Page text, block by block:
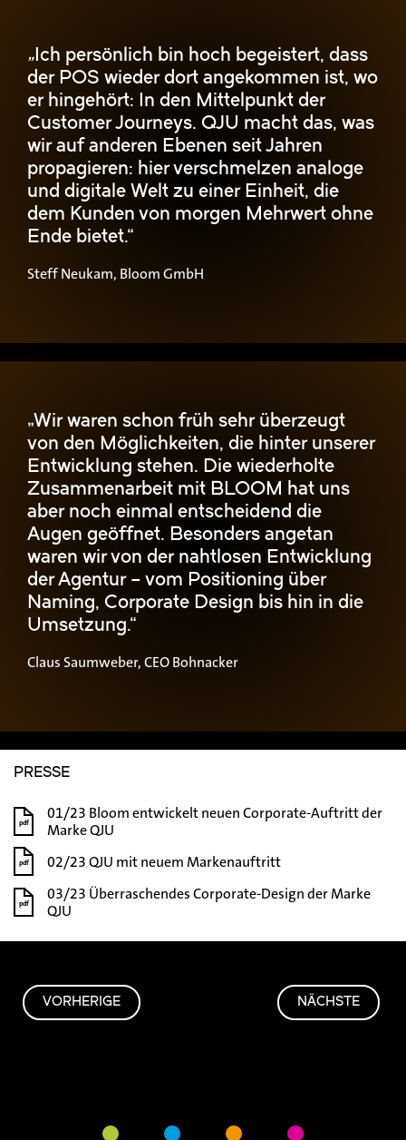
„ Ich persönlich bin hoch begeistert, dass
der POS wieder dort angekommen ist, wo
er hingehört: In den Mittelpunkt der
Customer Journeys. QJU macht das, was
wir auf anderen Ebenen seit Jahren
propagieren: hier verschmelzen analoge
und digitale Welt zu einer Einheit, die
dem Kunden von morgen Mehrwert ohne
Ende bietet.“
Steff Neukam, Bloom GmbH
„Wir waren schon früh sehr überzeugt
von den Möglichkeiten, die hinter unserer
Entwicklung stehen. Die wiederholte
Zusammenarbeit mit BLOOM hat uns
aber noch einmal entscheidend die
Augen geöffnet. Besonders angetan
waren wir von der nahtlosen Entwicklung
der Agentur – vom Positioning über
Naming, Corporate Design bis hin in die
Umsetzung.“
Claus Saumweber, CEO Bohnacker
PRESSE
pdf
01/23 Bloom entwickelt neuen Corporate-Auftritt der
Marke QJU
pdf 02/23 QJU mit neuem Markenauftritt
pdf
03/23 Überraschendes Corporate-Design der Marke
QJU
VORHERIGE NÄCHSTE